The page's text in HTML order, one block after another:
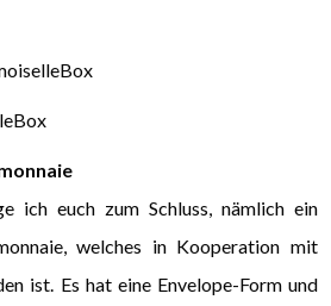
ich euch zum Schluss, nämlich ein
welches in Kooperation mit
ist. Es hat eine Envelope-Form und